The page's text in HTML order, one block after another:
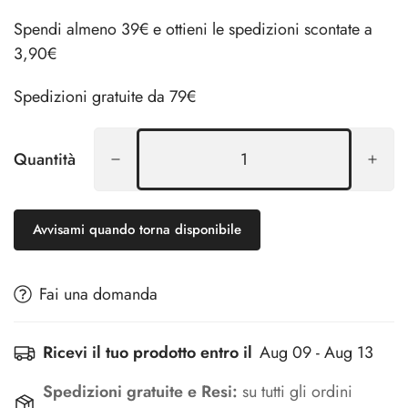
Spendi almeno 39€ e ottieni le spedizioni scontate a
3,90€
Spedizioni gratuite da 79€
Quantità
Avvisami quando torna disponibile
Fai una domanda
Ricevi il tuo prodotto entro il Aug 09 - Aug 13
Spedizioni gratuite e Resi: su tutti gli ordini